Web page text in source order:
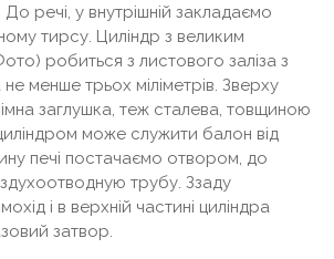
До речі, у внутрішній закладаємо
тирсу. Циліндр з великим
робиться з листового заліза з
менше трьох міліметрів. Зверху
заглушка, теж сталева, товщиною
може служити балон від
печі постачаємо отвором, до
трубу. Ззаду
і в верхній частині циліндра
затвор.